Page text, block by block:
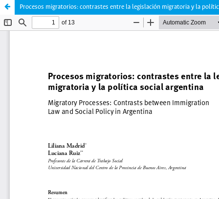
Procesos migratorios: contrastes entre la legislación migratoria y la